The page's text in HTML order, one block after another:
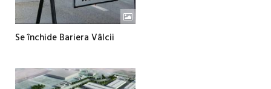
Se închide Bariera Vâlcii